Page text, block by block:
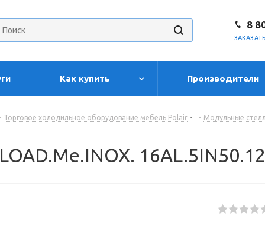
8
Как купить Производители
Торговое холодильное оборудование мебель Polair - Модульные